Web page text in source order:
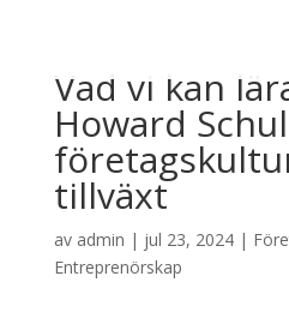
Vad vi kan
Howard
tillväxt
av admin | jul 23, 2024|
Entreprenörskap